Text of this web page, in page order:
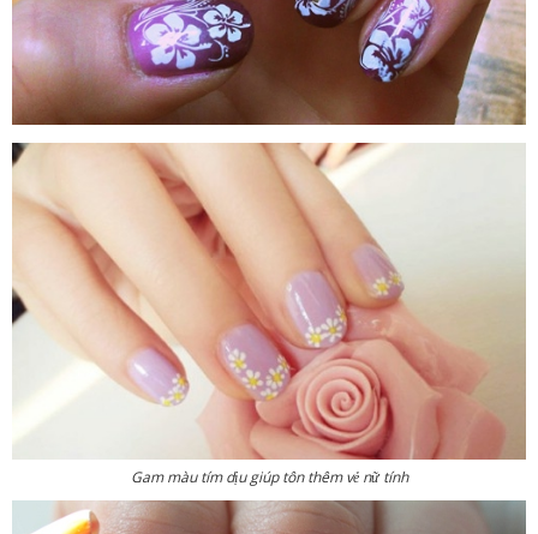
Gam màu tím dịu giúp tôn thêm vẻ nữ tính